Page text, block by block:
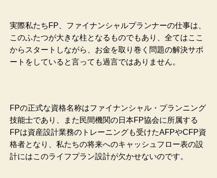
実際私たちFP、ファイナンシャルプランナーの仕事は、
このふたつが大きな柱となるものでもあり、全てはここ
からスタートしながら、お金を取り巻く問題の解決サポ
ートをしていると言っても過言ではありません。
FPの正式な資格名称はファイナンシャル・プランニング
技能士であり、また民間機関の日本FP協会に所属する
FPは資産設計業務のトレーニングも受けたAFPやCFP資
格者となり、私たちの将来へのキャッシュフロー表の設
計にはこのライフプラン設計が欠かせないのです。